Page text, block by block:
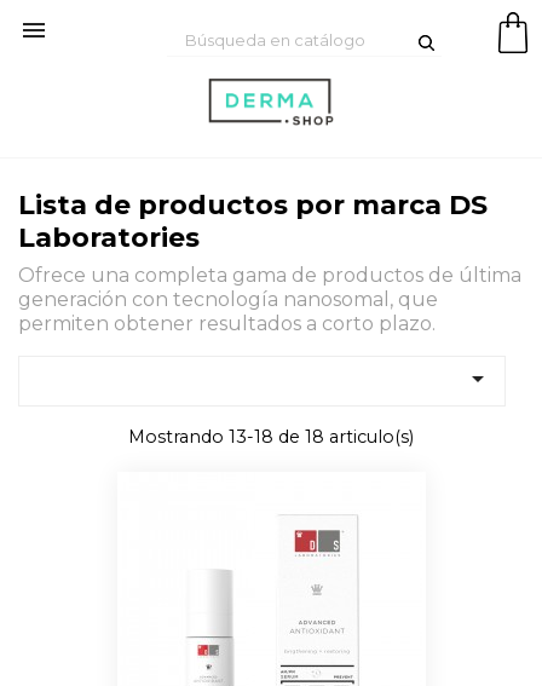

Lista de productos por marca DS
Laboratories
Ofrece una completa gama de productos de última
generación con tecnología nanosomal, que
permiten obtener resultados a corto plazo.

Mostrando 13-18 de 18 articulo(s)